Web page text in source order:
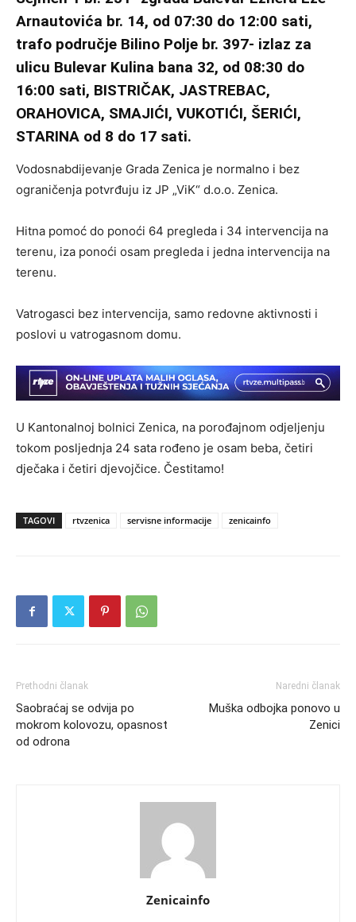
Arnautovića br. 14, od 07:30 do 12:00 sati,
trafo područje Bilino Polje br. 397- izlaz za
ulicu Bulevar Kulina bana 32, od 08:30 do
16:00 sati, BISTRIČAK, JASTREBAC,
ORAHOVICA, SMAJIĆI, VUKOTIĆI, ŠERIĆI,
STARINA od 8 do 17 sati.
Vodosnabdijevanje Grada Zenica je normalno i bez
ograničenja potvrđuju iz JP „ViK“ d.o.o. Zenica.
Hitna pomoć do ponoći 64 pregleda i 34 intervencija na
terenu, iza ponoći osam pregleda i jedna intervencija na
terenu.
Vatrogasci bez intervencija, samo redovne aktivnosti i
poslovi u vatrogasnom domu.
U Kantonalnoj bolnici Zenica, na porođajnom odjeljenju
tokom posljednja 24 sata rođeno je osam beba, četiri
dječaka i četiri djevojčice. Čestitamo!
TAGOVI rtvzenica servisne informacije zenicainfo
Prethodni članak
Saobraćaj se odvija po
mokrom kolovozu, opasnost
od odrona
Naredni članak
Muška odbojka ponovo u
Zenici
Zenicainfo